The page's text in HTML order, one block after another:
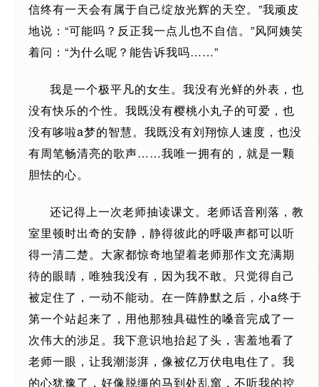
信终有一天会有属于自己绽放光辉的天空。”我顽皮
地说：“可能吗？反正我一点儿也不自信。”风阿姨笑
着问：“为什么呢？能告诉我吗……”
我是一个极平凡的女生。我没有光鲜的外表，也
没有快乐的个性。我既没有樱桃小丸子的可爱，也
没有哆啦a梦的智慧。我既没有刘翔惊人速度，也没
有周笔畅清亮的歌声……我唯一拥有的，就是一颗
胆怯的心。
还记得上一次老师抽读课文。老师话音刚落，教
室里顿时出奇的安静，静得彼此的呼吸声都可以听
得一清二楚。大家都惊奇地望着老师那作文充满期
待的眼睛，唯独我没有，因为我不敢。只觉得自己
被定住了，一动不能动。在一阵静默之后，小a终于
第一个站起来了，用他那独具磁性的嗓音完成了一
次伟大的涉足。我下意识地抬起了头，害羞地看了
老师一眼，让我潮澎湃，像被亿万伏电电住了。我
的心犹豫了，好像脱缰的马到处乱窜，不听我的控